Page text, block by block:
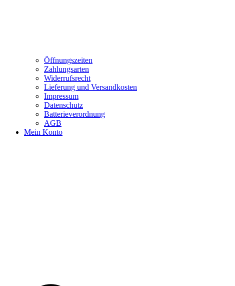
Öffnungszeiten
Zahlungsarten
Widerrufsrecht
Lieferung und Versandkosten
Impressum
Datenschutz
Batterieverordnung
AGB
Mein Konto